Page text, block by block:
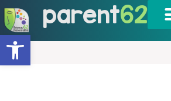
Ouvrir la barre d’outils
parent62